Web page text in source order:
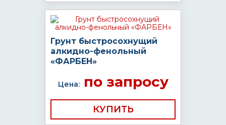
Грунт быстросохнущий
алкидно-фенольный
«ФАРБЕН»
Цена:по запросу
КУПИТЬ